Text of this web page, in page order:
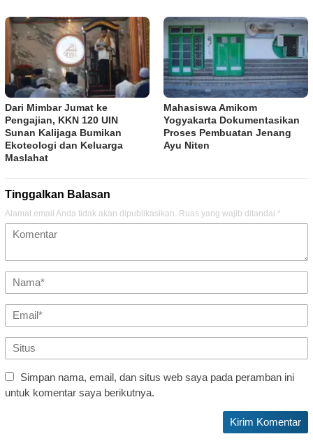
Dari Mimbar Jumat ke
Pengajian, KKN 120 UIN
Sunan Kalijaga Bumikan
Ekoteologi dan Keluarga
Maslahat
Mahasiswa Amikom
Yogyakarta Dokumentasikan
Proses Pembuatan Jenang
Ayu Niten
Tinggalkan Balasan
Alamat email Anda tidak akan dipublikasikan. Ruas yang wajib ditandai *
Simpan nama, email, dan situs web saya pada peramban ini
untuk komentar saya berikutnya.